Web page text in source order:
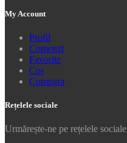
My Account
Profil
Comenzi
Favorite
Coș
Compara
Rețelele sociale
Urmărește-ne pe rețelele sociale